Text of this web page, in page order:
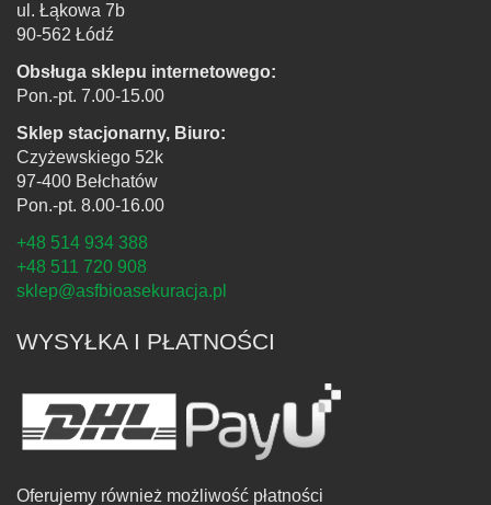
ul. Łąkowa 7b
90-562 Łódź
Obsługa sklepu internetowego:
Pon.-pt. 7.00-15.00
Sklep stacjonarny, Biuro:
Czyżewskiego 52k
97-400 Bełchatów
Pon.-pt. 8.00-16.00
+48 514 934 388
+48 511 720 908
sklep@asfbioasekuracja.pl
WYSYŁKA I PŁATNOŚCI
Oferujemy również możliwość płatności